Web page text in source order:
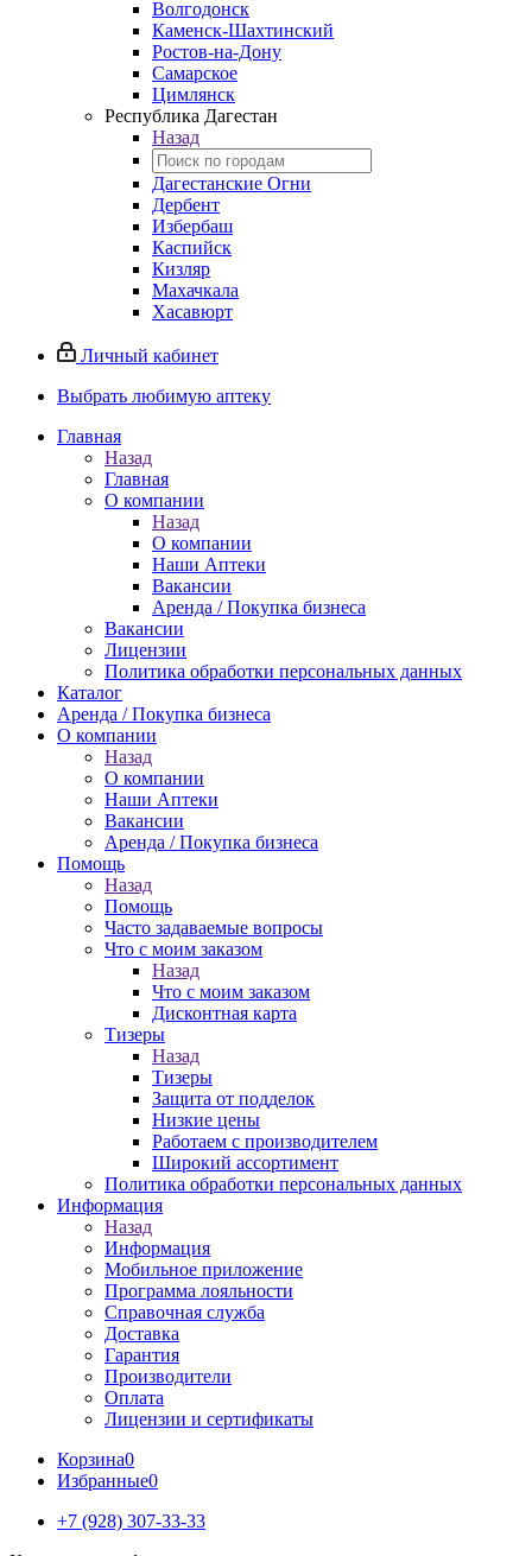
Волгодонск
Каменск-Шахтинский
Ростов-на-Дону
Самарское
Цимлянск
Республика Дагестан
Назад
Дагестанские Огни
Дербент
Избербаш
Каспийск
Кизляр
Махачкала
Хасавюрт
Личный кабинет
Выбрать любимую аптеку
Главная
Назад
Главная
О компании
Назад
О компании
Наши Аптеки
Вакансии
Аренда / Покупка бизнеса
Вакансии
Лицензии
Политика обработки персональных данных
Каталог
Аренда / Покупка бизнеса
О компании
Назад
О компании
Наши Аптеки
Вакансии
Аренда / Покупка бизнеса
Помощь
Назад
Помощь
Часто задаваемые вопросы
Что с моим заказом
Назад
Что с моим заказом
Дисконтная карта
Тизеры
Назад
Тизеры
Защита от подделок
Низкие цены
Работаем с производителем
Широкий ассортимент
Политика обработки персональных данных
Информация
Назад
Информация
Мобильное приложение
Программа лояльности
Справочная служба
Доставка
Гарантия
Производители
Оплата
Лицензии и сертификаты
Корзина0
Избранные0
+7 (928) 307-33-33